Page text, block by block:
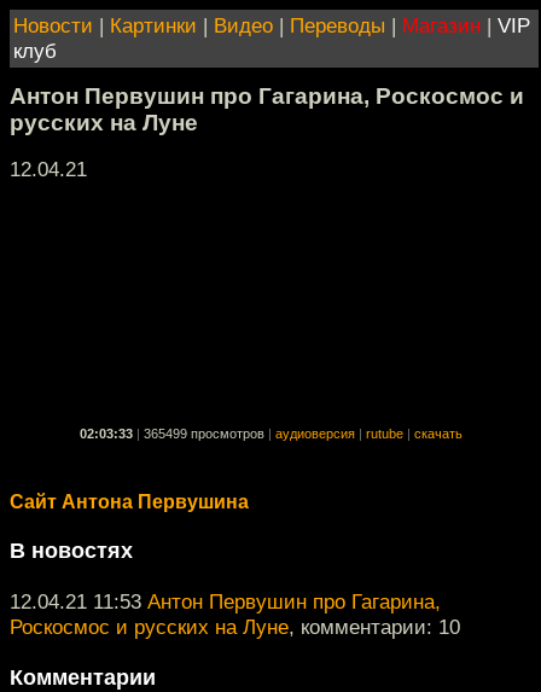
Новости | Картинки | Видео | Переводы | Магазин | VIP
клуб
Антон Первушин про Гагарина, Роскосмос и
русских на Луне
12.04.21
02:03:33 365499 просмотров аудиоверсия rutube скачать
Сайт Антона Первушина
В новостях
12.04.21 11:53 Антон Первушин про Гагарина,
Роскосмос и русских на Луне, комментарии: 10
Комментарии